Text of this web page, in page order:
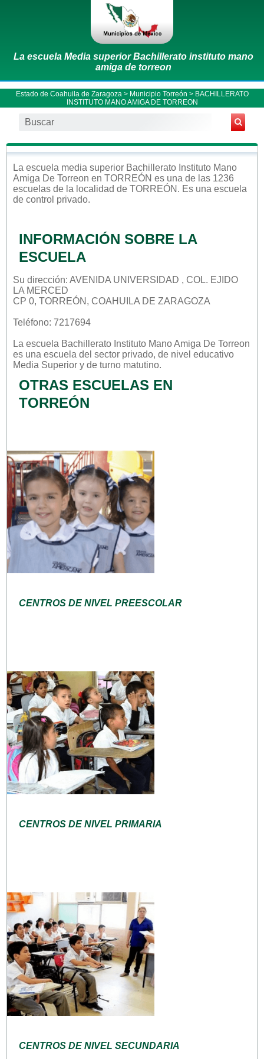
La escuela Media superior Bachillerato instituto mano
amiga de torreon
Estado de Coahuila de Zaragoza > Municipio Torreón > BACHILLERATO
INSTITUTO MANO AMIGA DE TORREON
La escuela media superior Bachillerato Instituto Mano
Amiga De Torreon en TORREÓN es una de las 1236
escuelas de la localidad de TORREÓN . Es una escuela
de control privado.
INFORMACIÓN SOBRE LA
ESCUELA
Su dirección: AVENIDA UNIVERSIDAD , COL. EJIDO
LA MERCED
CP 0, TORREÓN, COAHUILA DE ZARAGOZA
Teléfono: 7217694
La escuela Bachillerato Instituto Mano Amiga De Torreon
es una escuela del sector privado, de nivel educativo
Media Superior y de turno matutino.
OTRAS ESCUELAS EN
TORREÓN
CENTROS DE NIVEL PREESCOLAR
CENTROS DE NIVEL PRIMARIA
CENTROS DE NIVEL SECUNDARIA